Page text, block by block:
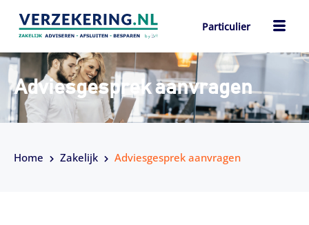
naar
inhoud
Particulier
Adviesgesprek aanvragen
Home Zakelijk Adviesgesprek aanvragen